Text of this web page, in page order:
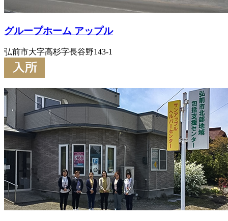
グループホーム アップル
弘前市大字高杉字長谷野143-1